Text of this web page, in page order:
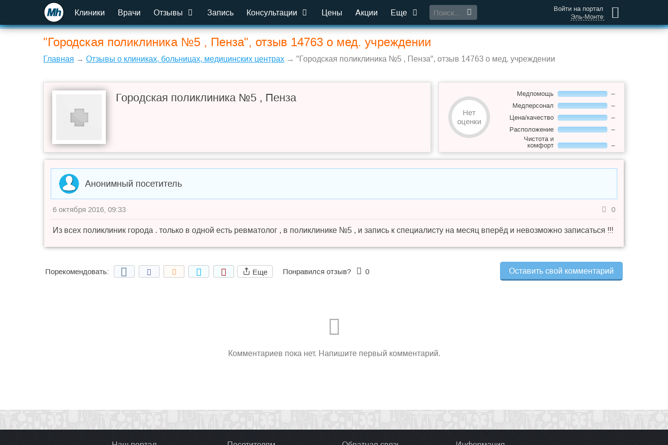
Клиники Врачи Отзывы Запись Консультации Цены Акции Еще
Войти на портал
Эль-Монте
"Городская поликлиника №5 , Пенза", отзыв 14763 о мед. учреждении
Главная → Отзывы о клиниках, больницах, медицинских центрах → "Городская поликлиника №5 , Пенза", отзыв 14763 о мед. учреждении
Городская поликлиника №5 , Пенза
Нет
оценки
Медпомощь
–
Медперсонал
–
Цена/качество
–
Расположение
–
Чистота и
комфорт
–
Анонимный посетитель
0
6 октября 2016, 09:33
Из всех поликлиник города . только в одной есть ревматолог , в поликлинике №5 , и запись к специалисту на месяц вперёд и невозможно записаться !!!
Оставить свой комментарий
Порекомендовать: Еще Понравился отзыв? 0
Комментариев пока нет. Напишите первый комментарий.